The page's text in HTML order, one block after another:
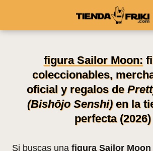
figura Sailor Moon:
coleccionables,
oficial y regalos de
(Bishōjo Senshi)en la
perfecta (2026)
Si buscas una figura Sailor Moon